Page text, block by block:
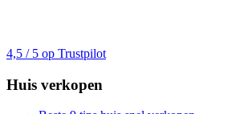
4,5 / 5 op Trustpilot
Huis verkopen